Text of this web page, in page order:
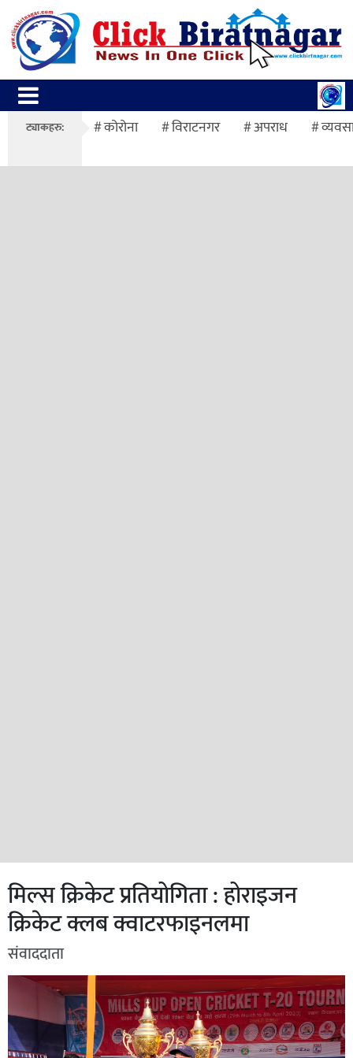
ट्याकहरु: कोरोना विराटनगर अपराध
मिल्स क्रिकेट प्रतियोगिता : होराइजन
क्रिकेट क्लब क्वाटरफाइनलमा
संवाददाता